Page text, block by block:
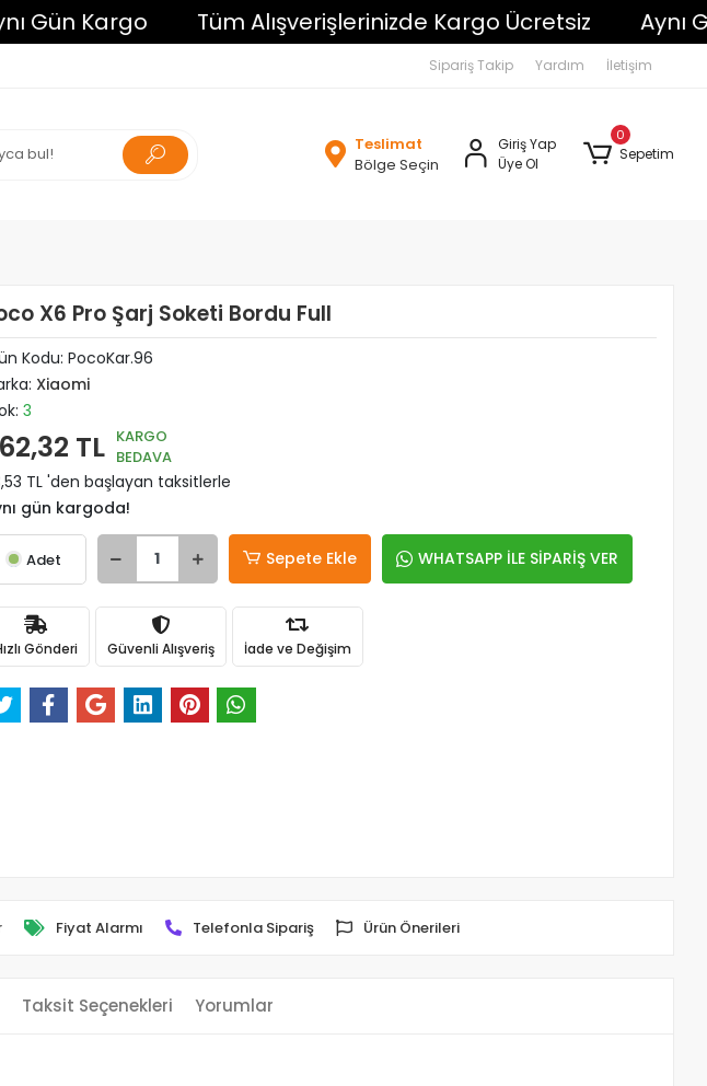
Kargo Tüm Alışverişlerinizde Kargo Ücretsiz Aynı Gün
Sipariş Takip Yardım İletişim
Teslimat
Bölge Seçin
Giriş Yap
Üye Ol
0
Sepetim
X6 Pro Şarj Soketi Bordu Full
Kodu: PocoKar.96
Xiaomi
3
TL KARGO
BEDAVA
TL 'den başlayan taksitlerle
gün kargoda!
Adet Sepete Ekle WHATSAPP İLE SİPARİŞ VER
Gönderi Güvenli Alışveriş İade ve Değişim
Fiyat Alarmı Telefonla Sipariş Ürün Önerileri
Taksit Seçenekleri Yorumlar